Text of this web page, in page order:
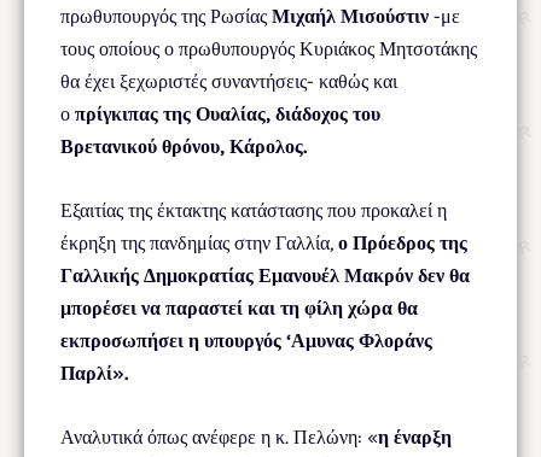
πρωθυπουργός της Ρωσίας Μιχαήλ Μισούστιν -με
τους οποίους ο πρωθυπουργός Κυριάκος Μητσοτάκης
θα έχει ξεχωριστές συναντήσεις- καθώς και
ο πρίγκιπας της Ουαλίας, διάδοχος του
Βρετανικού θρόνου, Κάρολος.
Εξαιτίας της έκτακτης κατάστασης που προκαλεί η
έκρηξη της πανδημίας στην Γαλλία, ο Πρόεδρος της
Γαλλικής Δημοκρατίας Εμανουέλ Μακρόν δεν θα
μπορέσει να παραστεί και τη φίλη χώρα θα
εκπροσωπήσει η υπουργός ‘Αμυνας Φλοράνς
Παρλί».
Αναλυτικά όπως ανέφερε η κ. Πελώνη: «η έναρξη